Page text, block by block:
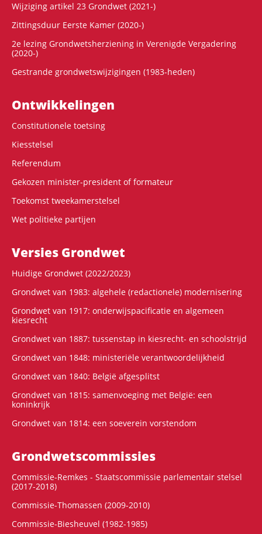
Wijziging artikel 23 Grondwet (2021-)
Zittingsduur Eerste Kamer (2020-)
2e lezing Grondwetsherziening in Verenigde Vergadering
(2020-)
Gestrande grondwetswijzigingen (1983-heden)
Ontwikke­lingen
Constitutionele toetsing
Kiesstelsel
Referendum
Gekozen minister-president of formateur
Toekomst tweekamerstelsel
Wet politieke partijen
Versies Grondwet
Huidige Grondwet (2022/2023)
Grondwet van 1983: algehele (redactionele) modernisering
Grondwet van 1917: onderwijspacificatie en algemeen
kiesrecht
Grondwet van 1887: tussenstap in kiesrecht- en schoolstrijd
Grondwet van 1848: ministeriële verantwoordelijkheid
Grondwet van 1840: België afgesplitst
Grondwet van 1815: samenvoeging met België: een
koninkrijk
Grondwet van 1814: een soeverein vorstendom
Grondwets­commissies
Commissie-Remkes - Staatscommissie parlementair stelsel
(2017-2018)
Commissie-Thomassen (2009-2010)
Commissie-Biesheuvel (1982-1985)